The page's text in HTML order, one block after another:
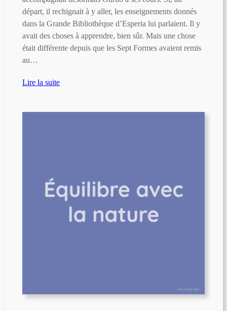
départ, il rechignait à y aller, les enseignements donnés
dans la Grande Bibliothèque d’Esperia lui parlaient. Il y
avait des choses à apprendre, bien sûr. Mais une chose
était différente depuis que les Sept Formes avaient remis
au…
Lire la suite